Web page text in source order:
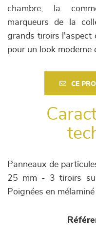
chambre, la
marqueurs de la
grands tiroirs l'aspect
pour un look moderne
CE
Panneaux de
25 mm - 3 tiroirs
Poignées en